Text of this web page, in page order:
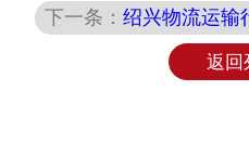
下一条： 绍兴物流运输行业政
返回